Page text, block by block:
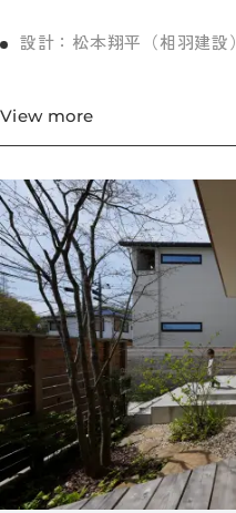
設計：松本翔平（相羽建設）
View more